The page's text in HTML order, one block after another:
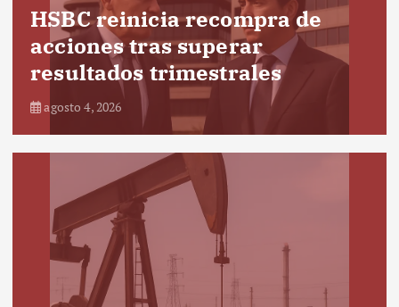
HSBC reinicia recompra de
acciones tras superar
resultados trimestrales
agosto 4, 2026